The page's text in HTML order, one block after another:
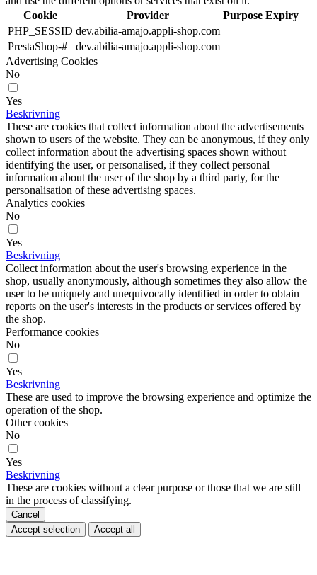
Cookie
Provider Purpose Expiry
PHP_SESSID dev.abilia-amajo.appli-shop.com
PrestaShop-#
dev.abilia-amajo.appli-shop.com
Advertising Cookies
No
Yes
Beskrivning
These are cookies that collect information about the advertisements
shown to users of the website. They can be anonymous, if they only
collect information about the advertising spaces shown without
identifying the user, or personalised, if they collect personal
information about the user of the shop by a third party, for the
personalisation of these advertising spaces.
Analytics cookies
No
Yes
Beskrivning
Collect information about the user's browsing experience in the
shop, usually anonymously, although sometimes they also allow the
user to be uniquely and unequivocally identified in order to obtain
reports on the user's interests in the products or services offered by
the shop.
Performance cookies
No
Yes
Beskrivning
These are used to improve the browsing experience and optimize the
operation of the shop.
Other cookies
No
Yes
Beskrivning
These are cookies without a clear purpose or those that we are still
in the process of classifying.
Cancel
Accept selection
Accept all